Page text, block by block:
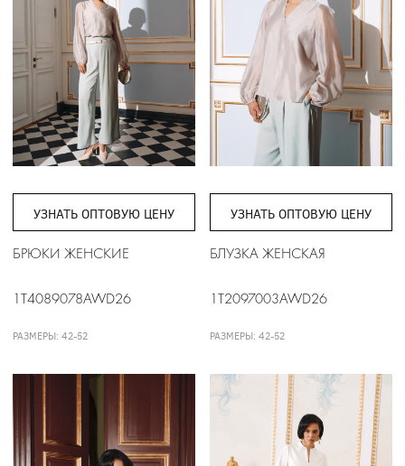
УЗНАТЬ ОПТОВУЮ ЦЕНУ
БРЮКИ ЖЕНСКИЕ
1T4089078AWD26
РАЗМЕРЫ: 42-52
УЗНАТЬ ОПТОВУЮ ЦЕНУ
БЛУЗКА ЖЕНСКАЯ
1T2097003AWD26
РАЗМЕРЫ: 42-52